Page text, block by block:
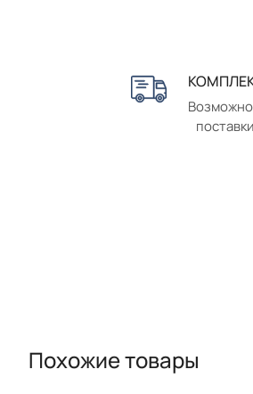
Похожие товары